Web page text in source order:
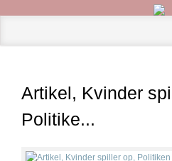
Artikel, Kvinder
Politike...